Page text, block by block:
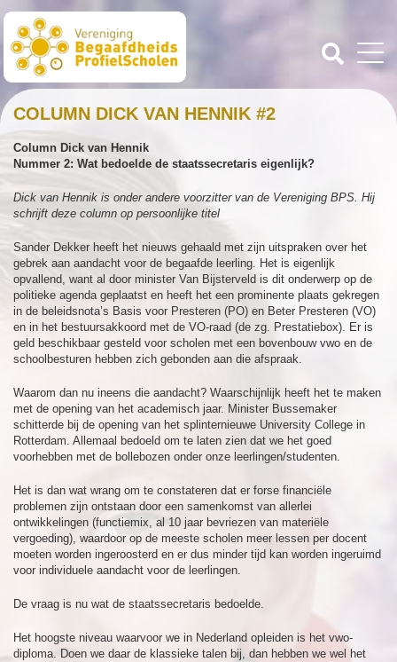
COLUMN DICK VAN HENNIK #2
Column Dick van Hennik
Nummer 2: Wat bedoelde de staatssecretaris eigenlijk?
Dick van Hennik is onder andere voorzitter van de Vereniging BPS. Hij
schrijft deze column op persoonlijke titel
Sander Dekker heeft het nieuws gehaald met zijn uitspraken over het
gebrek aan aandacht voor de begaafde leerling. Het is eigenlijk
opvallend, want al door minister Van Bijsterveld is dit onderwerp op de
politieke agenda geplaatst en heeft het een prominente plaats gekregen
in de beleidsnota’s Basis voor Presteren (PO) en Beter Presteren (VO)
en in het bestuursakkoord met de VO-raad (de zg. Prestatiebox). Er is
geld beschikbaar gesteld voor scholen met een bovenbouw vwo en de
schoolbesturen hebben zich gebonden aan die afspraak.
Waarom dan nu ineens die aandacht? Waarschijnlijk heeft het te maken
met de opening van het academisch jaar. Minister Bussemaker
schitterde bij de opening van het splinternieuwe University College in
Rotterdam. Allemaal bedoeld om te laten zien dat we het goed
voorhebben met de bollebozen onder onze leerlingen/studenten.
Het is dan wat wrang om te constateren dat er forse financiële
problemen zijn ontstaan door een samenkomst van allerlei
ontwikkelingen (functiemix, al 10 jaar bevriezen van materiële
vergoeding), waardoor op de meeste scholen meer lessen per docent
moeten worden ingeroosterd en er dus minder tijd kan worden ingeruimd
voor individuele aandacht voor de leerlingen.
De vraag is nu wat de staatssecretaris bedoelde.
Het hoogste niveau waarvoor we in Nederland opleiden is het vwo-
diploma. Doen we daar de klassieke talen bij, dan hebben we wel het